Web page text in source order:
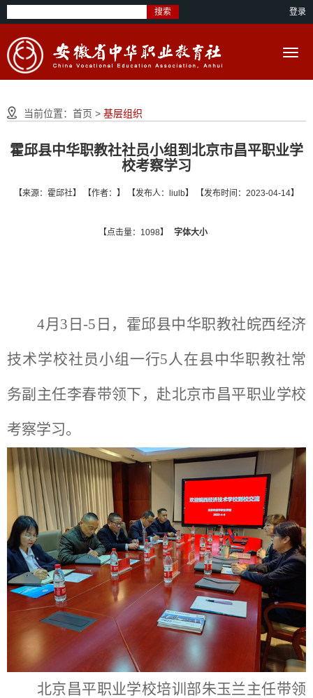
搜索 登录
当前位置： 首页 > 基层组织
霍邱县中华职教社社员小组到北京市昌平职业学
校考察学习
【来源：霍邱社】 【作者：】 【发布人：liulb】 【发布时间：2023-04-14】
【点击量：1098】 字体大小
4月3日-5日，霍邱县中华职教社皖西经济
技术学校社员小组一行5人在县中华职教社常
务副主任李春带领下，赴北京市昌平职业学校
考察学习。
北京昌平职业学校培训部朱玉兰主任带领